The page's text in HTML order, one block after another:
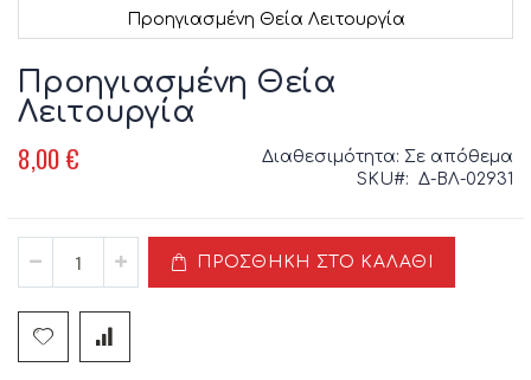
Προηγιασμένη Θεία Λειτουργία
στην
αρχή
της
εικόνων
Προηγιασμένη Θεία
Λειτουργία
8,00 € Διαθεσιμότητα: Σε απόθεμα
SKU
Δ-ΒΛ-02931
ΠΡΟΣΘΉΚΗ ΣΤΟ ΚΑΛΆΘΙ